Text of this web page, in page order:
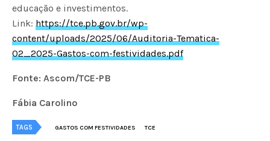
educação e investimentos.
Link:https://tce.pb.gov.br/wp-
content/uploads/2025/06/Auditoria-Tematica-
02_2025-Gastos-com-festividades.pdf
Fonte: Ascom/TCE-PB
Fábia Carolino
TAGS GASTOS COM FESTIVIDADES TCE